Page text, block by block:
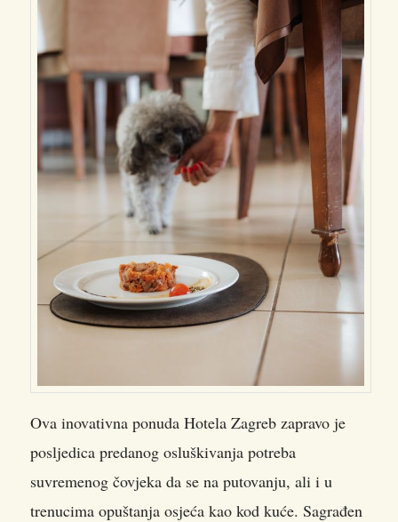
Ova inovativna ponuda Hotela Zagreb zapravo je
posljedica predanog osluškivanja potreba
suvremenog čovjeka da se na putovanju, ali i u
trenucima opuštanja osjeća kao kod kuće. Sagrađen